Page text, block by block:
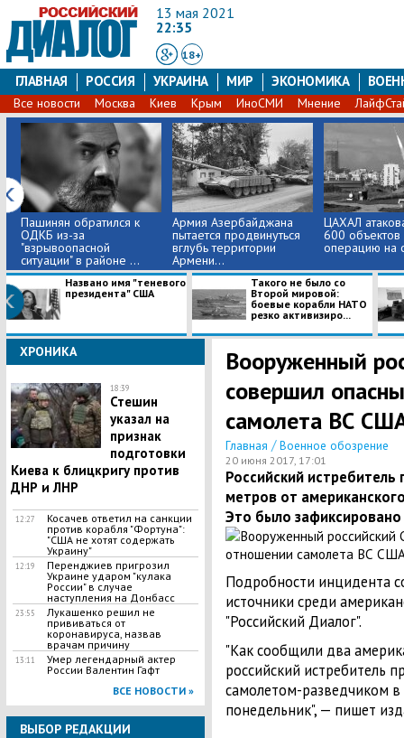
13 мая 2021
22:35
18+
ГЛАВНАЯ РОССИЯ УКРАИНА МИР ЭКОНОМИКА
Все новости Москва Киев Крым ИноСМИ Мнение
Пашинян обратился к
ОДКБ из-за
"взрывоопасной
ситуации" в районе ...
Армия Азербайджана
пытается продвинуться
вглубь территории
Армени...
ЦАХАЛ
600 объектов
операцию на
Названо имя "теневого
президента" США
Такого не было со
Второй мировой:
боевые корабли НАТО
резко активизиро...
ХРОНИКА
18:39
Стешин
указал на
признак
подготовки
Киева к блицкригу против
ДНР и ЛНР
12:27
​Косачев ответил на санкции
против корабля "Фортуна":
"США не хотят содержать
Украину"
12:19
Перенджиев пригрозил
Украине ударом "кулака
России" в случае
наступления на Донбасс
23:55
Лукашенко решил не
прививаться от
коронавируса, назвав
врачам причину
13:11
Умер легендарный актер
России Валентин Гафт
ВСЕ НОВОСТИ »
ВЫБОР РЕДАКЦИИ
Вооруженный
совершил
самолета ВС
Главная / Военное обозрение
20 июня 2017, 17:01
Российский
метров от
Это было
Подробности инцидента
источники среди
"Российский Диалог".
"Как сообщили два
российский истребитель
самолетом-разведчиком
понедельник", — пишет